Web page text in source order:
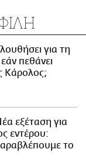
για τη
πεθάνει
Κάρολος;
εξέταση για
εντέρου:
το